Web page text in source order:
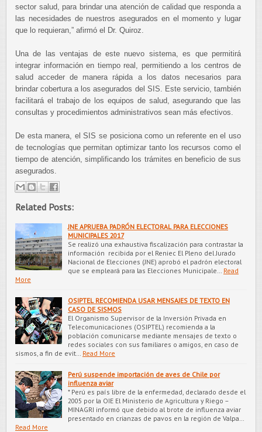
sector salud, para brindar una atención de calidad que responda a
las necesidades de nuestros asegurados en el momento y lugar
que lo requieran,” afirmó el Dr. Quiroz.
Una de las ventajas de este nuevo sistema, es que permitirá
integrar información en tiempo real, permitiendo a los centros de
salud acceder de manera rápida a los datos necesarios para
brindar cobertura a los asegurados del SIS. Este servicio, también
facilitará el trabajo de los equipos de salud, asegurando que las
consultas y procedimientos administrativos sean más efectivos.
De esta manera, el SIS se posiciona como un referente en el uso
de tecnologías que permitan optimizar tanto los recursos como el
tiempo de atención, simplificando los trámites en beneficio de sus
asegurados.
Related Posts:
JNE APRUEBA PADRÓN ELECTORAL PARA ELECCIONES
MUNICIPALES 2017
Se realizó una exhaustiva fiscalización para contrastar la
información recibida por el Reniec El Pleno del Jurado
Nacional de Elecciones (JNE) aprobó el padrón electoral
que se empleará para las Elecciones Municipale…
Read
More
OSIPTEL RECOMIENDA USAR MENSAJES DE TEXTO EN
CASO DE SISMOS
El Organismo Supervisor de la Inversión Privada en
Telecomunicaciones (OSIPTEL) recomienda a la
población comunicarse mediante mensajes de texto o
redes sociales con sus familiares o amigos, en caso de
sismos, a fin de evit…
Read More
Perú suspende importación de aves de Chile por
influenza aviar
* Perú es país libre de la enfermedad, declarado desde el
2005 por la OIE El Ministerio de Agricultura y Riego –
MINAGRI informó que debido al brote de influenza aviar
presentado en crianzas de pavos en la región de Valpa…
Read More